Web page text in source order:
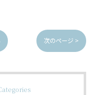
次のページ >